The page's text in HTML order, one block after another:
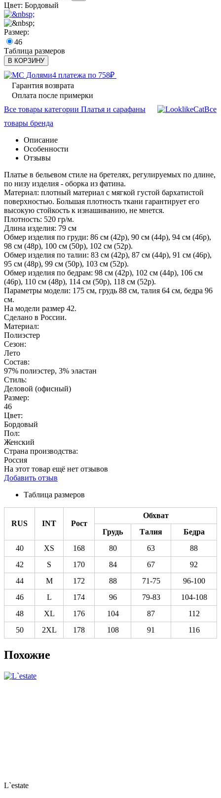
Цвет: Бордовый
Размер:
46
Таблица размеров
В КОРЗИНУ
4 платежа по 758₽
Гарантия возврата
Оплата после примерки
Все товары категории Платья и сарафаны
Все
товары бренда
Описание
Особенности
Отзывы
Платье в бельевом стиле на бретелях, регулируемых по длине,
по низу изделия - оборка из фатина.
Материал: плотный материал с мягкой густой бархатистой
поверхностью. Большая плотность ткани гарантирует его
высокую стойкость к изнашиванию, не мнется.
Плотность: 520 гр/м.
Длина изделия: 79 см
Обмер изделия по груди: 86 см (42р), 90 см (44р), 94 см (46р),
98 см (48р), 100 см (50р), 102 см (52р).
Обмер изделия по талии: 83 см (42р), 87 см (44р), 91 см (46р),
95 см (48р), 99 см (50р), 103 см (52р).
Обмер изделия по бедрам: 98 см (42р), 102 см (44р), 106 см
(46р), 110 см (48р), 114 см (50р), 118 см (52р).
Параметры модели: 175 см, грудь 88 см, талия 64 см, бедра 96
см.
На модели размер 42.
Сделано в России.
Материал:
Полиэстер
Сезон:
Лето
Состав:
97% полиэстер, 3% эластан
Стиль:
Деловой (офисный)
Размер:
46
Цвет:
Бордовый
Пол:
Женский
Страна производства:
Россия
На этот товар ещё нет отзывов
Добавить отзыв
Таблица размеров
RUS INT Рост
Обхват
Грудь
Талия
Бедра
40
XS 168 80 63
88
42
S 170 84 67
92
44
M 172 88 71-75
96-100
46
L 174 96 79-83
104-108
48
XL 176 104 87
112
50
2XL 178 108 91 116
Похожие
L`estate